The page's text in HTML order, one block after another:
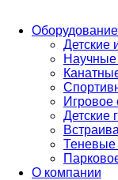
Оборудование
Детские
Игровое
Детские
Теневые
О компании